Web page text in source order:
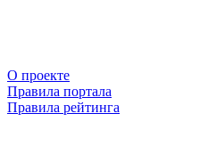
О проекте
Правила портала
Правила рейтинга